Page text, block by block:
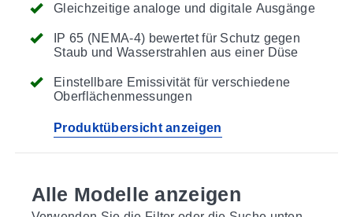
Gleichzeitige analoge und digitale Ausgänge
IP 65 (NEMA-4) bewertet für Schutz gegen
Staub und Wasserstrahlen aus einer Düse
Einstellbare Emissivität für verschiedene
Oberflächenmessungen
Produktübersicht anzeigen
Alle Modelle anzeigen